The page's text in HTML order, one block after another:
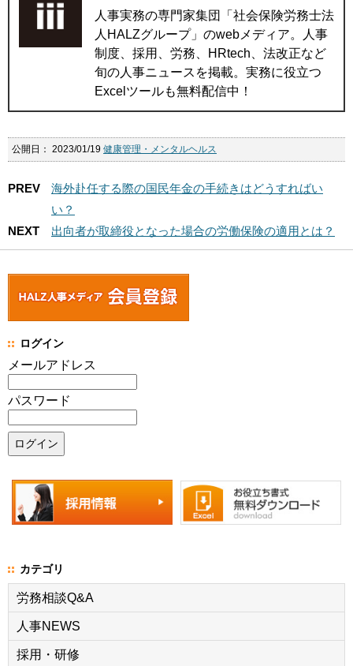
人事実務の専門家集団「社会保険労務士法
人HALZグループ」のwebメディア。人事
制度、採用、労務、HRtech、法改正など
旬の人事ニュースを掲載。実務に役立つ
Excelツールも無料配信中！
公開日： 2023/01/19 健康管理・メンタルヘルス
PREV
海外赴任する際の国民年金の手続きはどうすればい
い？
NEXT
出向者が取締役となった場合の労働保険の適用とは？
ログイン
メールアドレス
パスワード
カテゴリ
労務相談Q&A
人事NEWS
採用・研修